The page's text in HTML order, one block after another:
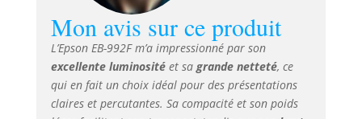
intelligentes :
durée de vie de la
lampe jusqu’à 17
000 heures en
mode Éco
Fonctionnalités de
Mon avis sur ce produit
L’Epson EB-992F m’a impressionné par son
excellente luminositéet sa grande netteté, ce
qui en fait un choix idéal pour des présentations
claires et percutantes. Sa compacité et son poids